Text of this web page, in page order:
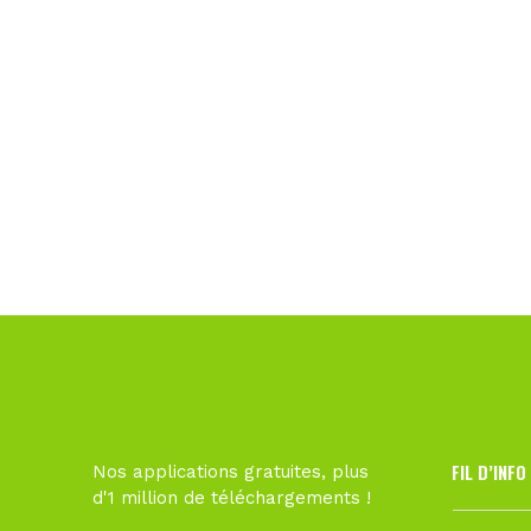
Nos applications gratuites, plus
d'1 million de téléchargements !
FIL D’INFO